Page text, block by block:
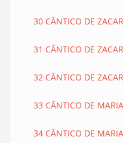
30 CÂNTICO DE
31 CÂNTICO DE
32 CÂNTICO DE
33 CÂNTICO DE
34 CÂNTICO DE